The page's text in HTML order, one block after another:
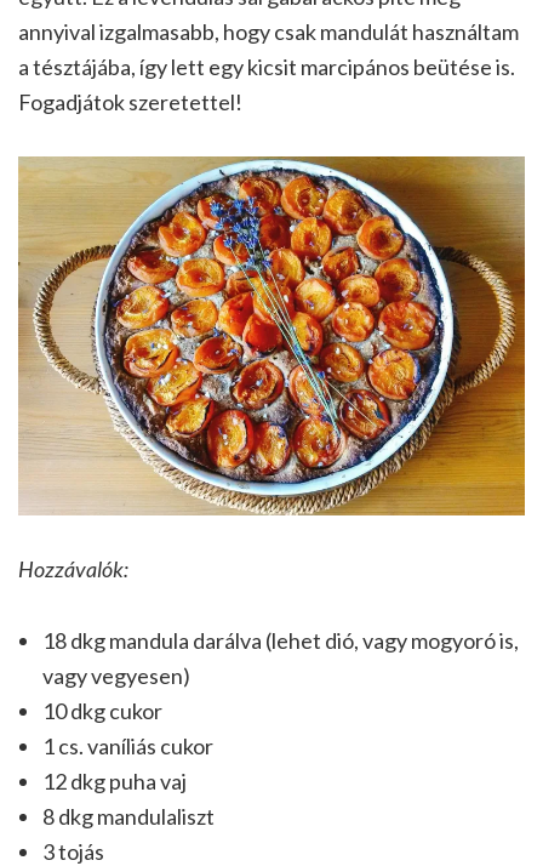
annyival izgalmasabb, hogy csak mandulát használtam
a tésztájába, így lett egy kicsit marcipános beütése is.
Fogadjátok szeretettel!
Hozzávalók:
18 dkg mandula darálva (lehet dió, vagy mogyoró is,
vagy vegyesen)
10 dkg cukor
1 cs. vaníliás cukor
12 dkg puha vaj
8 dkg mandulaliszt
3 tojás